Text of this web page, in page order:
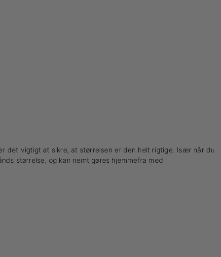
det vigtigt at sikre, at størrelsen er den helt rigtige. Især når du
størrelse, og kan nemt gøres hjemmefra med